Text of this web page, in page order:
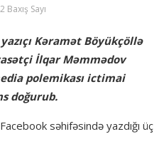
Baxış Sayı
Kəramət Böyükçöllə
İlqar Məmmədov
polemikası ictimai
doğurub.
səhifəsində yazdığı üç